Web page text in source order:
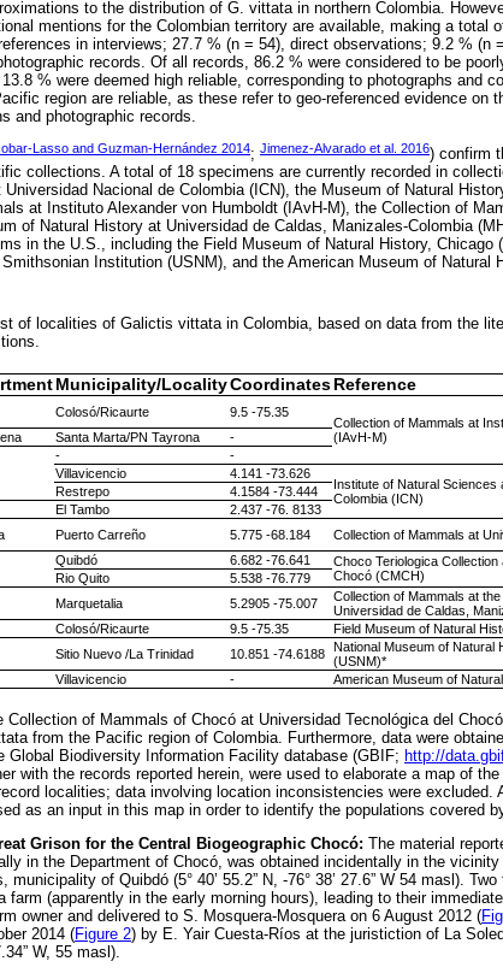
to the distribution of G. vittata in northern Colombia.
mentions for the Colombian territory are available, making a total
in interviews; 27.7 % (n = 54), direct observations; 9.2 %
records. Of all records, 86.2 % were considered to be
% were deemed high reliable, corresponding to photographs and
region are reliable, as these refer to geo-referenced evidence on
and photographic records.
Lasso and Guzman-Hernández 2014; Jimenez-Alvarado et al. 2016) confirm
collections. A total of 18 specimens are currently recorded in
Universidad Nacional de Colombia (ICN), the Museum of Natural
at Instituto Alexander von Humboldt (IAvH-M), the Collection of
of Natural History at Universidad de Caldas, Manizales-Colombia
in the U.S., including the Field Museum of Natural History, Chicago
Institution (USNM), and the American Museum of Natural
of localities of Galictis vittata in Colombia, based on data from the
Municipality/LocalityCoordinates Reference
Colosó/Ricaurte 9.5 -75.35
Collection of Mammals at
(IAvH-M)
Santa Marta/PN Tayrona
-
-
-
Villavicencio 4.141 -73.626
Institute of Natural Sciences
Colombia (ICN)
Restrepo
4.1584 -73.444
El Tambo
2.437 -76. 8133
Puerto Carreño 5.775 -68.184 Collection of Mammals at
Quibdó 6.682 -76.641
Choco Teriologica
Chocó (CMCH)
Rio Quito
5.538 -76.779
Marquetalia 5.2905 -75.007
Collection of Mammals at
Universidad de Caldas,
Colosó/Ricaurte 9.5 -75.35 Field Museum of Natural
Sitio Nuevo /La Trinidad 10.851 -74.6188 National Museum of Natural
(USNM)*
Villavicencio - American Museum of
Collection of Mammals of Chocó at Universidad Tecnológica del
from the Pacific region of Colombia. Furthermore, data were
Global Biodiversity Information Facility database (GBIF; http://
with the records reported herein, were used to elaborate a map of
localities; data involving location inconsistencies were excluded.
as an input in this map in order to identify the populations covered
Grison for the Central Biogeographic Chocó: The material
in the Department of Chocó, was obtained incidentally in the
municipality of Quibdó (5° 40’ 55.2” N, -76° 38’ 27.6” W 54 masl).
farm (apparently in the early morning hours), leading to their
owner and delivered to S. Mosquera-Mosquera on 6 August 2012 (
2014 (Figure 2) by E. Yair Cuesta-Ríos at the juristiction of La
W, 55 masl).